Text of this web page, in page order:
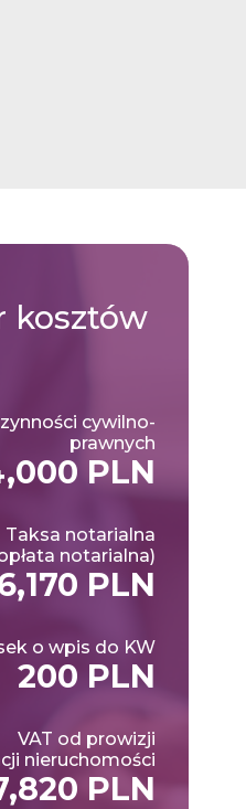
kosztów
cywilno-
prawnych
PLN
Taksa notarialna
notarialna)
PLN
o wpis do KW
200 PLN
VAT od prowizji
nieruchomości
PLN